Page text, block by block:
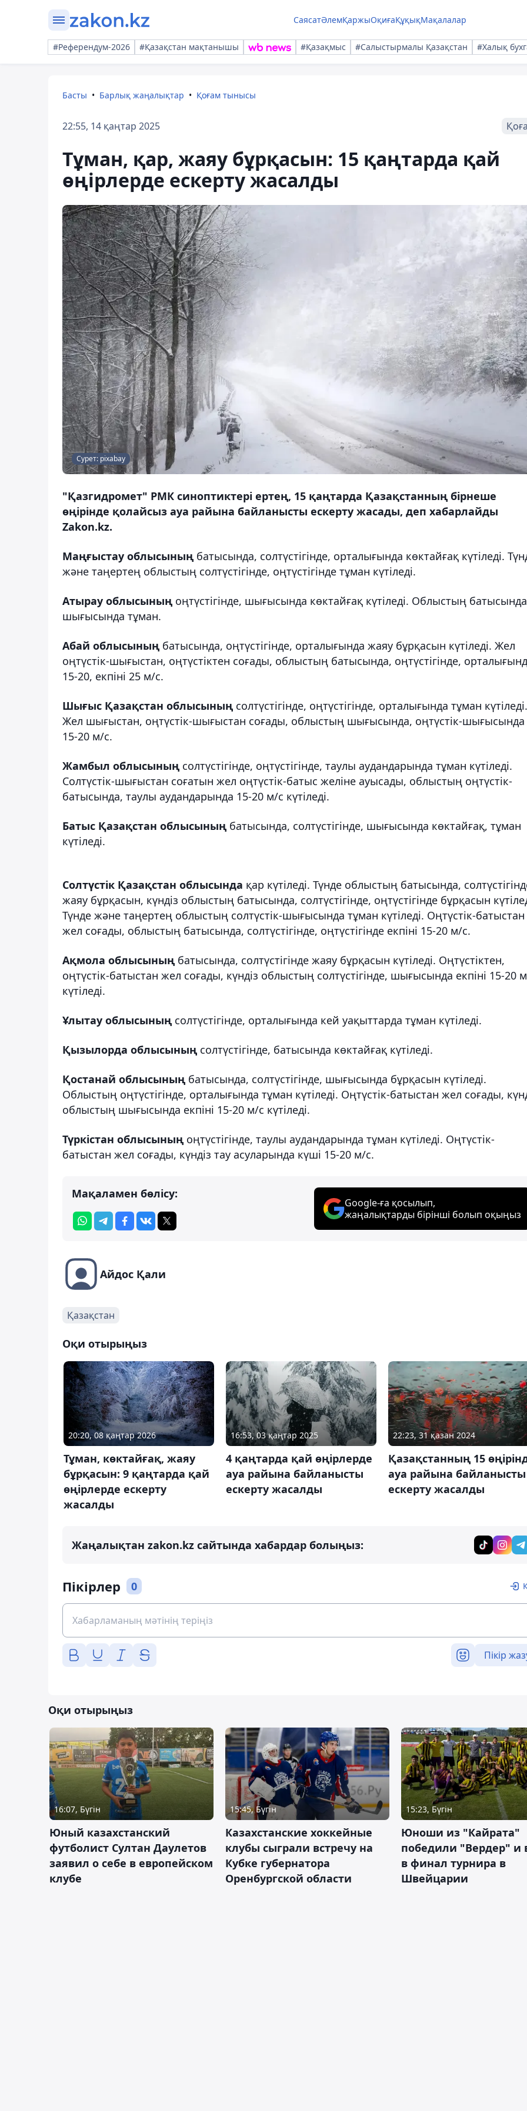
СаясатӘлемҚаржыОқиғаҚұқықМақалалар
#Референдум-2026 #Қазақстан мақтанышы #Қазақмыс #Салыстырмалы Қазақстан #Халық
Басты Барлық жаңалықтар Қоғам тынысы
22:55, 14 қаңтар 2025
Тұман, қар, жаяу бұрқасын: 15 қаңтарда қай
өңірлерде ескерту жасалды
Сурет: pixabay
"Қазгидромет" РМК синоптиктері ертең, 15 қаңтарда Қазақстанның бірнеше
өңірінде қолайсыз ауа райына байланысты ескерту жасады, деп хабарлайды
Zakon.kz.
Маңғыстау облысының батысында, солтүстігінде, орталығында көктайғақ күтіледі.
және таңертең облыстың солтүстігінде, оңтүстігінде тұман күтіледі.
Атырау облысының оңтүстігінде, шығысында көктайғақ күтіледі. Облыстың
шығысында тұман.
Абай облысының батысында, оңтүстігінде, орталығында жаяу бұрқасын күтіледі. Жел
оңтүстік-шығыстан, оңтүстіктен соғады, облыстың батысында, оңтүстігінде,
15-20, екпіні 25 м/с.
Шығыс Қазақстан облысының солтүстігінде, оңтүстігінде, орталығында тұман күтіледі.
Жел шығыстан, оңтүстік-шығыстан соғады, облыстың шығысында, оңтүстік-шығысында
15-20 м/с.
Жамбыл облысының солтүстігінде, оңтүстігінде, таулы аудандарында тұман күтіледі.
Солтүстік-шығыстан соғатын жел оңтүстік-батыс желіне ауысады, облыстың оңтүстік-
батысында, таулы аудандарында 15-20 м/с күтіледі.
Батыс Қазақстан облысының батысында, солтүстігінде, шығысында көктайғақ, тұман
күтіледі.
Солтүстік Қазақстан облысында қар күтіледі. Түнде облыстың батысында,
жаяу бұрқасын, күндіз облыстың батысында, солтүстігінде, оңтүстігінде бұрқасын
Түнде және таңертең облыстың солтүстік-шығысында тұман күтіледі. Оңтүстік-батыстан
жел соғады, облыстың батысында, солтүстігінде, оңтүстігінде екпіні 15-20 м/с.
Ақмола облысының батысында, солтүстігінде жаяу бұрқасын күтіледі. Оңтүстіктен,
оңтүстік-батыстан жел соғады, күндіз облыстың солтүстігінде, шығысында екпіні 15-20
күтіледі.
Ұлытау облысының солтүстігінде, орталығында кей уақыттарда тұман күтіледі.
Қызылорда облысының солтүстігінде, батысында көктайғақ күтіледі.
Қостанай облысының батысында, солтүстігінде, шығысында бұрқасын күтіледі.
Облыстың оңтүстігінде, орталығында тұман күтіледі. Оңтүстік-батыстан жел соғады,
облыстың шығысында екпіні 15-20 м/с күтіледі.
Түркістан облысының оңтүстігінде, таулы аудандарында тұман күтіледі. Оңтүстік-
батыстан жел соғады, күндіз тау асуларында күші 15-20 м/с.
Мақаламен бөлісу:
Google-ға қосылып,
жаңалықтарды бірінші болып оқыңыз
Айдос Қали
Қазақстан
Оқи отырыңыз
20:20, 08 қаңтар 2026
Тұман, көктайғақ, жаяу
бұрқасын: 9 қаңтарда қай
өңірлерде ескерту
жасалды
16:53, 03 қаңтар 2025
4 қаңтарда қай өңірлерде
ауа райына байланысты
ескерту жасалды
22:23, 31 қазан 2024
Қазақстанның 15
ауа райына байланысты
ескерту жасалды
Жаңалықтан zakon.kz сайтында хабардар болыңыз:
Пікірлер 0
Пікір
Оқи отырыңыз
16:07, Бүгін
Юный казахстанский
футболист Султан Даулетов
заявил о себе в европейском
клубе
15:45, Бүгін
Казахстанские хоккейные
клубы сыграли встречу на
Кубке губернатора
Оренбургской области
15:23, Бүгін
Юноши из "Кайрата"
победили "Вердер"
в финал турнира в
Швейцарии